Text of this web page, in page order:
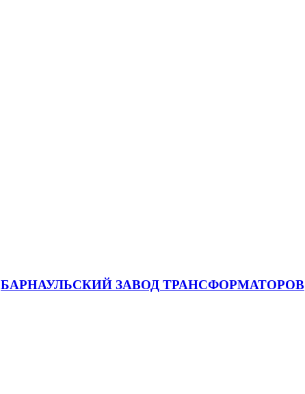
БАРНАУЛЬСКИЙ ЗАВОД ТРАНСФОРМАТОРОВ